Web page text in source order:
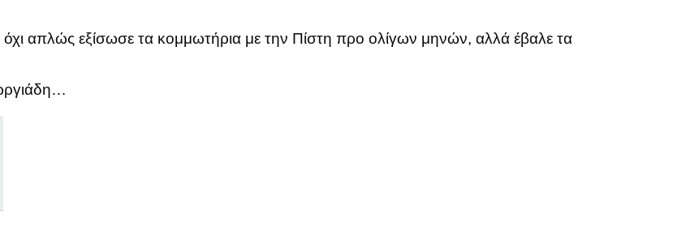
απλώς εξίσωσε τα κομμωτήρια με την Πίστη προ ολίγων μηνών, αλλά έβαλε τα